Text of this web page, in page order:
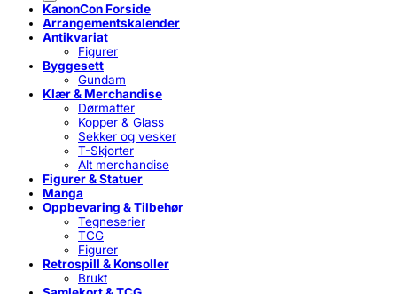
KanonCon Forside
Arrangementskalender
Antikvariat
Figurer
Byggesett
Gundam
Klær & Merchandise
Dørmatter
Kopper & Glass
Sekker og vesker
T-Skjorter
Alt merchandise
Figurer & Statuer
Manga
Oppbevaring & Tilbehør
Tegneserier
TCG
Figurer
Retrospill & Konsoller
Brukt